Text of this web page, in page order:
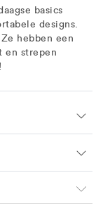
basics
designs.
hebben een
en strepen